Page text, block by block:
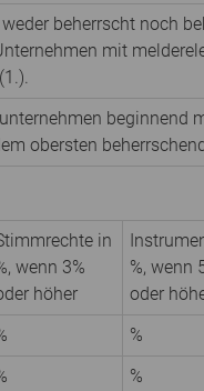
beherrscht noch
mit
beginnend
obersten
in
wenn 3%
höher
%, wenn
oder
%
%